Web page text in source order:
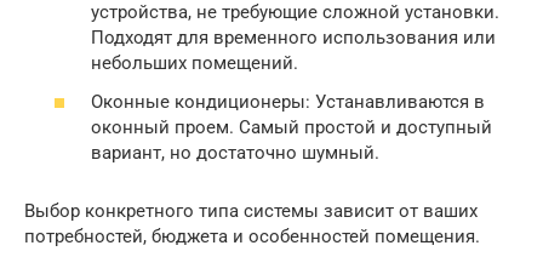
устройства, не требующие сложной установки.
Подходят для временного использования или
небольших помещений.
Оконные кондиционеры: Устанавливаются в
оконный проем. Самый простой и доступный
вариант, но достаточно шумный.
Выбор конкретного типа системы зависит от ваших
потребностей, бюджета и особенностей помещения.